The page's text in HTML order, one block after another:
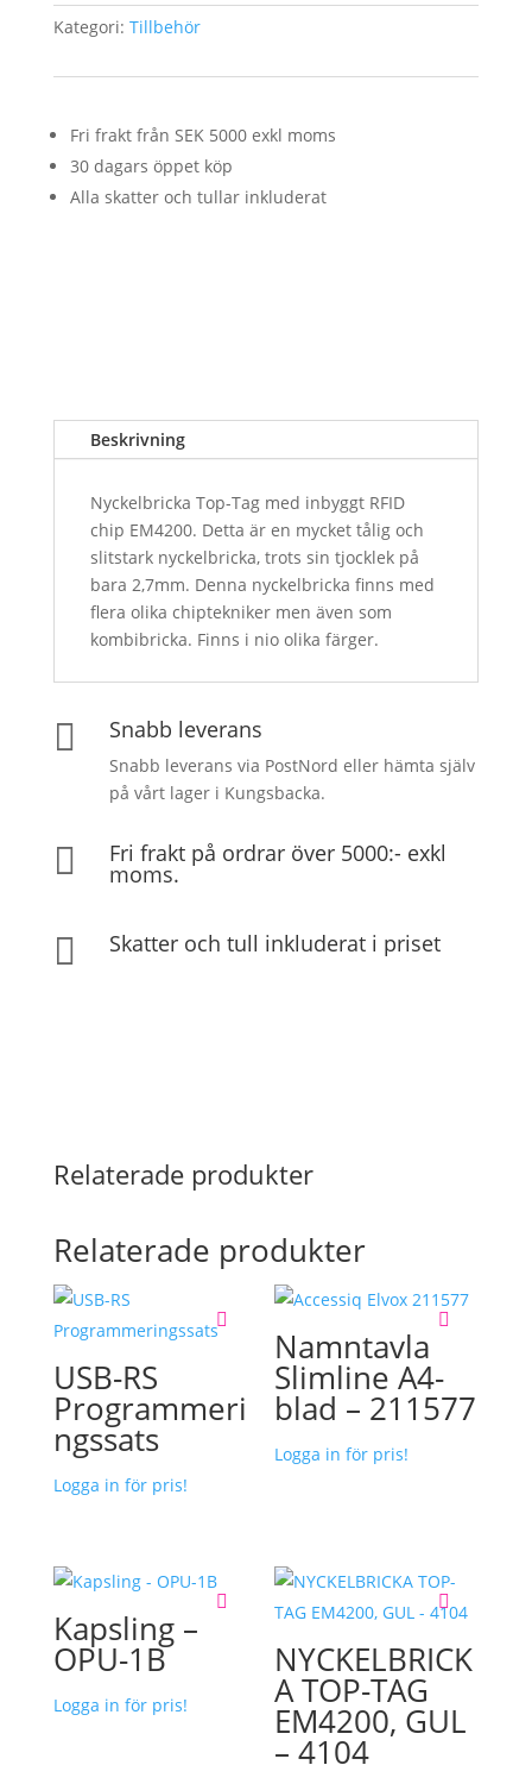
Kategori: Tillbehör
Fri frakt från SEK 5000 exkl moms
30 dagars öppet köp
Alla skatter och tullar inkluderat
Beskrivning
Nyckelbricka Top-Tag med inbyggt RFID
chip EM4200. Detta är en mycket tålig och
slitstark nyckelbricka, trots sin tjocklek på
bara 2,7mm. Denna nyckelbricka finns med
flera olika chiptekniker men även som
kombibricka. Finns i nio olika färger.
 Snabb leverans
Snabb leverans via PostNord eller hämta själv
på vårt lager i Kungsbacka.
 Fri frakt på ordrar över 5000:- exkl
moms.
 Skatter och tull inkluderat i priset
Relaterade produkter
Relaterade produkter
USB-RS
Programmeri
ngssats
Logga in för pris!
Namntavla
Slimline A4-
blad – 211577
Logga in för pris!
Kapsling –
OPU-1B
Logga in för pris!
NYCKELBRICK
A TOP-TAG
EM4200, GUL
– 4104